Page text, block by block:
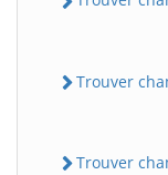
Trouver
Trouver